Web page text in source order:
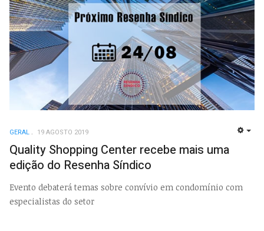
GERAL 19 AGOSTO 2019
Quality Shopping Center recebe mais uma
edição do Resenha Síndico
Evento debaterá temas sobre convívio em condomínio com
especialistas do setor